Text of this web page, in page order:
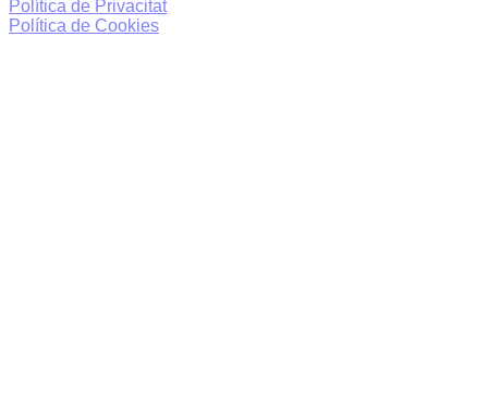
Política de Privacitat
Política de Cookies